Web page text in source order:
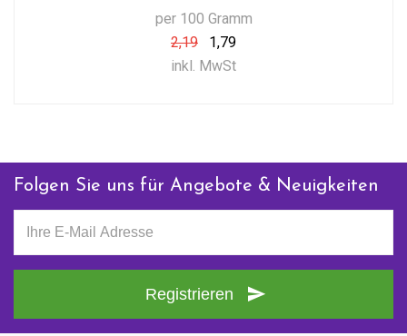
per 100 Gramm
2,19
1,79
inkl. MwSt
Folgen Sie uns für Angebote & Neuigkeiten
Registrieren